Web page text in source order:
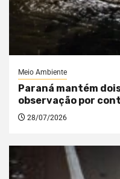
Meio Ambiente
Paraná mantém
observação por
28/07/2026